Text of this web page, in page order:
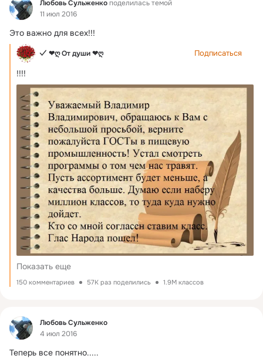
Любовь Сульженкоподелилась темой
11 июл 2016
Это важно для всех!!!
✓ ❤ღ От души ❤ღ Подписаться
!!!!
Показать еще
150 комментариев 57K раз поделились 1.9M классов
Фид
Любовь Сульженко
4 июл 2016
Теперь все понятно.....